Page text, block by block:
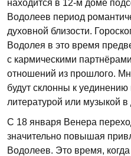
находится в 12-м доме
Водолеев период
духовной близости.
Водолея в это время
с кармическими
отношений из прошлого.
будут склонны к
литературой или музыкой
С 18 января Венера
значительно повышая
Водолеев. Это время,